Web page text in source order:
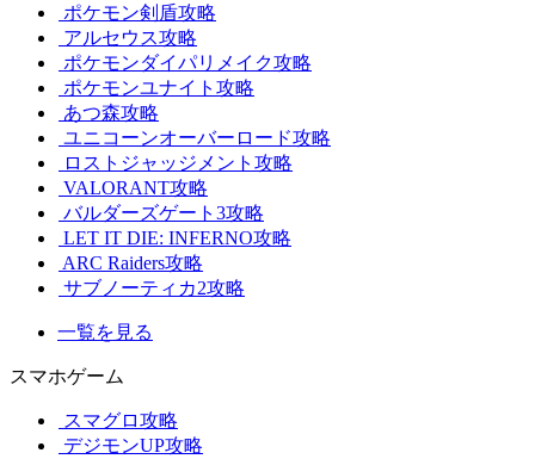
ポケモン剣盾攻略
アルセウス攻略
ポケモンダイパリメイク攻略
ポケモンユナイト攻略
あつ森攻略
ユニコーンオーバーロード攻略
ロストジャッジメント攻略
VALORANT攻略
バルダーズゲート3攻略
LET IT DIE: INFERNO攻略
ARC Raiders攻略
サブノーティカ2攻略
一覧を見る
スマホゲーム
スマグロ攻略
デジモンUP攻略